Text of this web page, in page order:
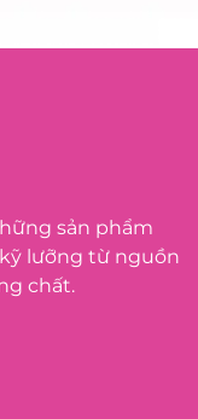
sản phẩm
lưỡng từ nguồn
chất.